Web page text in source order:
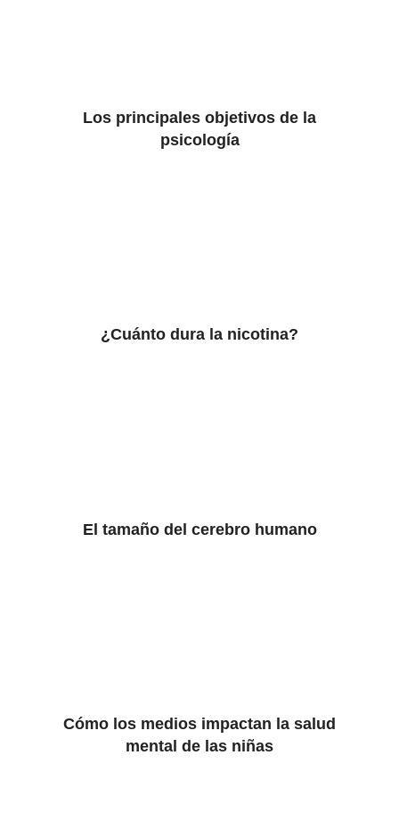
Los principales objetivos de la
psicología
¿Cuánto dura la nicotina?
El tamaño del cerebro humano
Cómo los medios impactan la salud
mental de las niñas